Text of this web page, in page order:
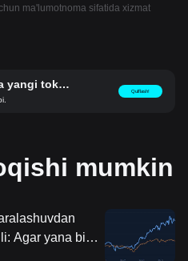
ma'lumotnoma sifatida xizmat
yangi tokenl
Qulflash!
mumkin
Agar yana bir